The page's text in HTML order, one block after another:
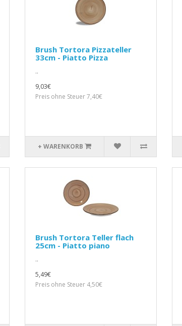
Brush Tortora Pizzateller
33cm - Piatto Pizza
..
9,03€
Preis ohne Steuer 7,40€
+ WARENKORB
Brush Tortora Teller flach
25cm - Piatto piano
..
5,49€
Preis ohne Steuer 4,50€